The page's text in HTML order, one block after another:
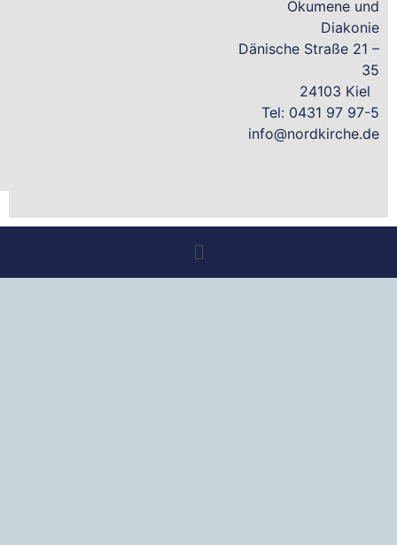
Ökumene und
Diakonie
Dänische Straße 21 –
35
24103 Kiel
Tel: 0431 97 97-5
info@nordkirche.de